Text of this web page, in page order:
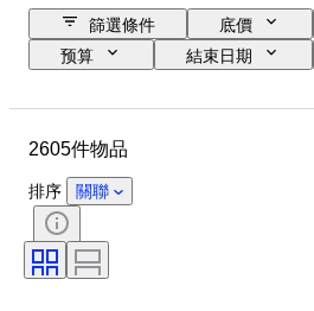
篩選條件 底價
预算
結束日期
簽名
統治者/ 時代
2605件物品
排序 關聯